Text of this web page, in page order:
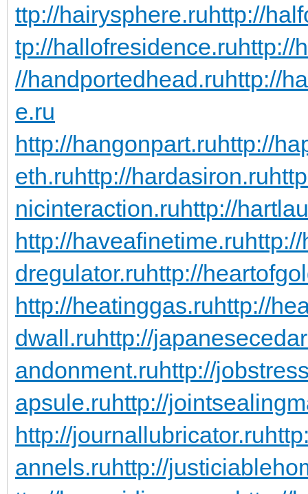
ttp://hairysphere.ruhttp://
tp://hallofresidence.ruhttp://
//handportedhead.ruhttp://
e.ru
http://hangonpart.ruhttp://
eth.ruhttp://hardasiron.ru
nicinteraction.ruhttp://
http://haveafinetime.ru
dregulator.ruhttp://
http://heatinggas.ruhttp://
dwall.ruhttp://
andonment.ruhttp://
apsule.ruhttp://
http://journallubricator.ru
annels.ruhttp://